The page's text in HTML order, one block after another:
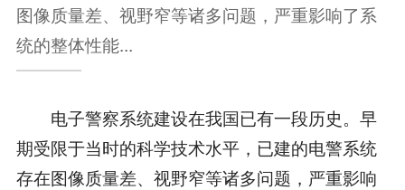
图像质量差、视野窄等诸多问题，严重影响了系
统的整体性能...
电子警察系统建设在我国已有一段历史。早
期受限于当时的科学技术水平，已建的电警系统
存在图像质量差、视野窄等诸多问题，严重影响